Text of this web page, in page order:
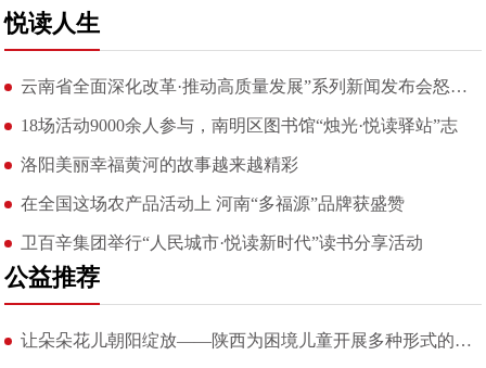
悦读人生
云南省全面深化改革·推动高质量发展”系列新闻发布会怒江专场举
18场活动9000余人参与，南明区图书馆“烛光·悦读驿站”志
洛阳美丽幸福黄河的故事越来越精彩
在全国这场农产品活动上 河南“多福源”品牌获盛赞
卫百辛集团举行“人民城市·悦读新时代”读书分享活动
公益推荐
让朵朵花儿朝阳绽放——陕西为困境儿童开展多种形式的心理健康服